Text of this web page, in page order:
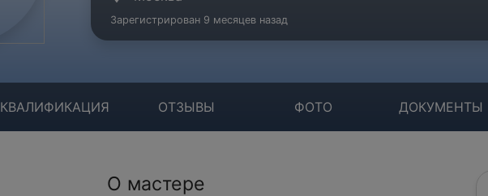
Зарегистрирован 9 месяцев назад
КВАЛИФИКАЦИЯ ОТЗЫВЫ ФОТО ДОКУМЕНТЫ
О мастере